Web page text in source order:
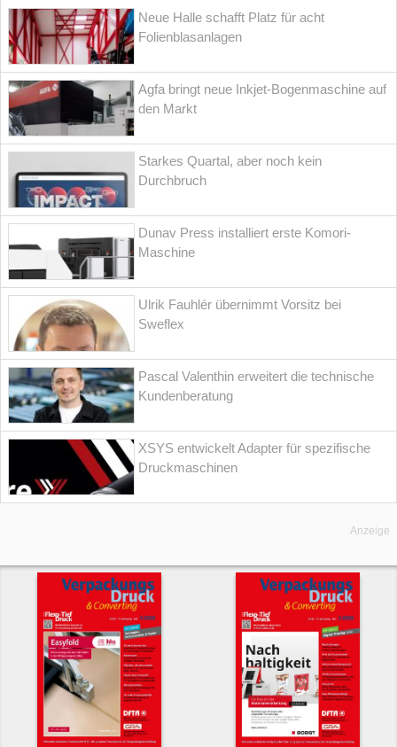
Neue Halle schafft Platz für acht
Folienblasanlagen
Agfa bringt neue Inkjet-Bogenmaschine auf
den Markt
Starkes Quartal, aber noch kein
Durchbruch
Dunav Press installiert erste Komori-
Maschine
Ulrik Fauhlér übernimmt Vorsitz bei
Sweflex
Pascal Valenthin erweitert die technische
Kundenberatung
XSYS entwickelt Adapter für spezifische
Druckmaschinen
Anzeige